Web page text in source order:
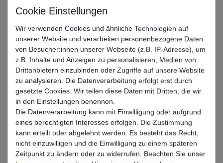
Madcat Crimping Pliers 25cm -
Klemmhülsenzange
UVP 24,99 €
19,68 € *
In den Warenkorb
Spro Freestyle Multi Hook & DS Keeper -
2 Hakenhalter
2,10 € *
Wir verwenden Cookies und ähnliche Technologien auf
unserer Website und verarbeiten personenbezogene Daten
von Besucher:innen unserer Webseite (z.B. IP-Adresse), um
z.B. Inhalte und Anzeigen zu personalisieren, Medien von
Drittanbietern einzubinden oder Zugriffe auf unsere Website
zu analysieren. Die Datenverarbeitung erfolgt erst durch
gesetzte Cookies. Wir teilen diese Daten mit Dritten, die wir
in den Einstellungen benennen.
Die Datenverarbeitung kann mit Einwilligung oder aufgrund
eines berechtigten Interesses erfolgen. Die Zustimmung
kann erteilt oder abgelehnt werden. Es besteht das Recht,
nicht einzuwilligen und die Einwilligung zu einem späteren
Zeitpunkt zu ändern oder zu widerrufen. Beachten Sie unser